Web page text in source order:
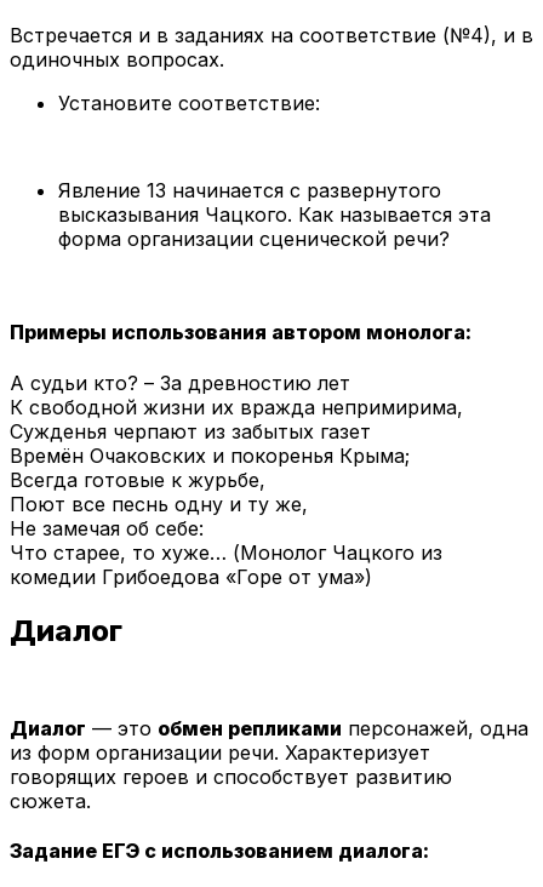
Встречается и в заданиях на соответствие (№4), и в
одиночных вопросах.
Установите соответствие:
Явление 13 начинается с развернутого
высказывания Чацкого. Как называется эта
форма организации сценической речи?
Примеры использования автором монолога:
А судьи кто? – За древностию лет
К свободной жизни их вражда непримирима,
Сужденья черпают из забытых газет
Времён Очаковских и покоренья Крыма;
Всегда готовые к журьбе,
Поют все песнь одну и ту же,
Не замечая об себе:
Что старее, то хуже… (Монолог Чацкого из
комедии Грибоедова «Горе от ума»)
Диалог
Диалог — это обмен репликами персонажей, одна
из форм организации речи. Характеризует
говорящих героев и способствует развитию
сюжета.
Задание ЕГЭ с использованием диалога: